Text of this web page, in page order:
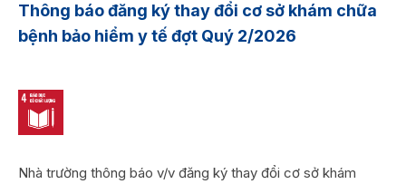
Thông báo đăng ký thay đổi cơ sở khám chữa
bệnh bảo hiểm y tế đợt Quý 2/2026
Nhà trường thông báo v/v đăng ký thay đổi cơ sở khám